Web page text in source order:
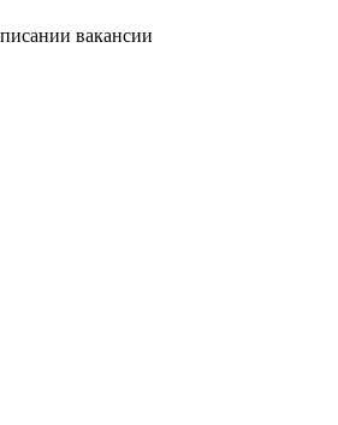
вакансии